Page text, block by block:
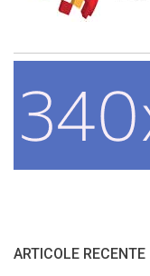
ARTICOLE RECENTE